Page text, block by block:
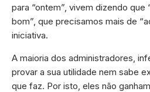
para “ontem”, vivem dizendo que
bom”, que precisamos mais de
iniciativa.
A maioria dos administradores,
provar a sua utilidade nem sabe
que faz. Por isto, eles não